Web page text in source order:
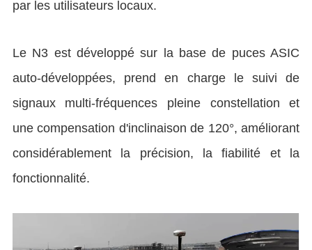
par les utilisateurs locaux.
Le N3 est développé sur la base de puces ASIC
auto-développées, prend en charge le suivi de
signaux multi-fréquences pleine constellation et
une compensation d'inclinaison de 120°, améliorant
considérablement la précision, la fiabilité et la
fonctionnalité.